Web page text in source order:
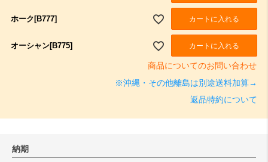
ホーク[B777] カートに入れる
オーシャン[B775] カートに入れる
商品についてのお問い合わせ
※沖縄・その他離島は別途送料加算→
返品特約について
納期